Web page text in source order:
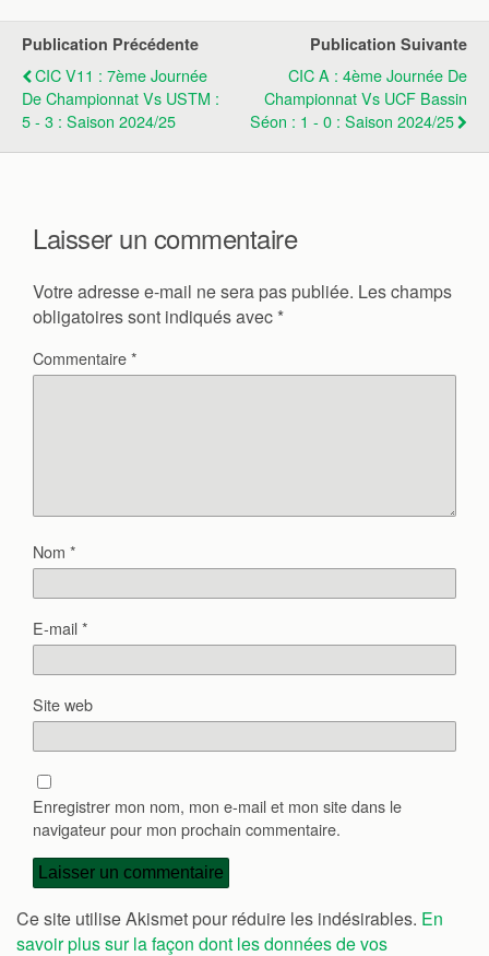
Publication Précédente
CIC V11 : 7ème Journée
De Championnat Vs USTM :
5 - 3 : Saison 2024/25
Publication Suivante
CIC A : 4ème Journée De
Championnat Vs UCF Bassin
Séon : 1 - 0 : Saison 2024/25
Laisser un commentaire
Votre adresse e-mail ne sera pas publiée. Les champs
obligatoires sont indiqués avec *
Commentaire*
Nom *
E-mail*
Site web
Enregistrer mon nom, mon e-mail et mon site dans le
navigateur pour mon prochain commentaire.
Ce site utilise Akismet pour réduire les indésirables. En
savoir plus sur la façon dont les données de vos